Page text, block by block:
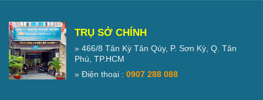
TRỤ SỞ CHÍNH
» 466/8 Tân Kỳ Tân Qúy, P. Sơn Kỳ, Q. Tân
Phú, TP.HCM
» Điện thoại :0907 288 088